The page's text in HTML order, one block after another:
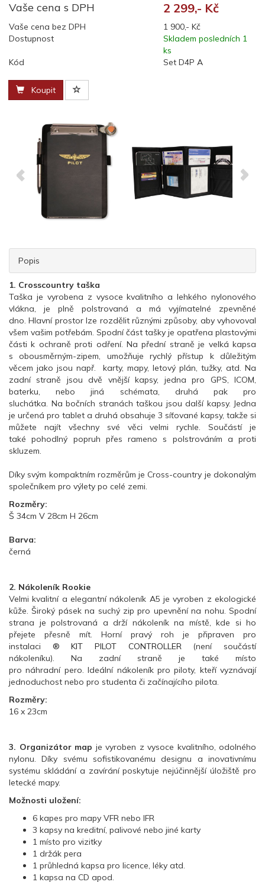
Vaše cena s DPH 2 299,- Kč
Vaše cena bez DPH
1 900,- Kč
Dostupnost
Skladem posledních 1
ks
Kód
Set D4P A
Koupit
Popis
1. Crosscountry taška
Taška je vyrobena z vysoce kvalitního a lehkého nylonového
vlákna, je plně polstrovaná a má vyjímatelné zpevněné
dno. Hlavní prostor lze rozdělit různými způsoby, aby vyhovoval
všem vašim potřebám. Spodní část tašky je opatřena plastovými
části k ochraně proti odření. Na přední straně je velká kapsa
s obousměrným-zipem, umožňuje rychlý přístup k důležitým
věcem jako jsou např. karty, mapy, letový plán, tužky, atd. Na
zadní straně jsou dvě vnější kapsy, jedna pro GPS, ICOM,
baterku, nebo jiná schémata, druhá pak pro
sluchátka. Na bočních stranách taškou jsou další kapsy. Jedna
je určená pro tablet a druhá obsahuje 3 síťované kapsy, takže si
můžete najít všechny své věci velmi rychle. Součástí je
také pohodlný popruh přes rameno s polstrováním a proti
skluzem.
Díky svým kompaktním rozměrům je Cross-country je dokonalým
společníkem pro výlety po celé zemi.
Rozměry:
Š 34cm V 28cm H 26cm
Barva:
černá
2. Nákoleník Rookie
Velmi kvalitní a elegantní nákoleník A5 je vyroben z ekologické
kůže. Široký pásek na suchý zip pro upevnění na nohu. Spodní
strana je polstrovaná a drží nákoleník na místě, kde si ho
přejete přesně mít. Horní pravý roh je připraven pro
instalaci ® KIT PILOT CONTROLLER(není součástí
nákoleníku). Na zadní straně je také místo
pro náhradní pero. Ideální nákoleník pro piloty, kteří vyznávají
jednoduchost nebo pro studenta či začínajícího pilota.
Rozměry:
16 x 23cm
3. Organizátor map je vyroben z vysoce kvalitního, odolného
nylonu. Díky svému sofistikovanému designu a inovativnímu
systému skládání a zavírání poskytuje nejúčinnější úložiště pro
letecké mapy.
Možnosti uložení:
6 kapes pro mapy VFR nebo IFR
3 kapsy na kreditní, palivové nebo jiné karty
1 místo pro vizitky
1 držák pera
1 průhledná kapsa pro licence, léky atd.
1 kapsa na CD apod.